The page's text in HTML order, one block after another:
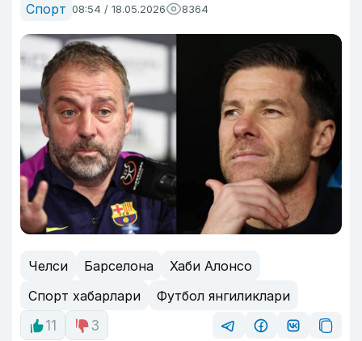
Спорт 08:54 / 18.05.2026 8364
Челси Барселона
Хаби Алонсо
Спорт хабарлари
Футбол янгиликлари
11
3